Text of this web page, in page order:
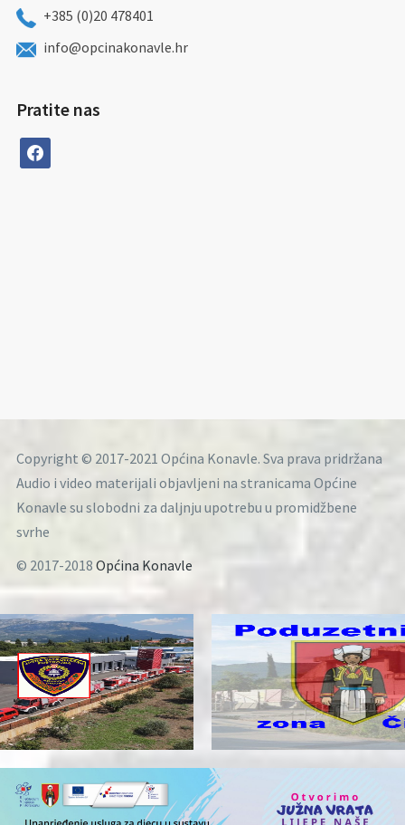
+385 (0)20 478401
info@opcinakonavle.hr
Pratite nas
facebook
Copyright © 2017-2021 Općina Konavle. Sva prava pridržana
Audio i video materijali objavljeni na stranicama Općine
Konavle su slobodni za daljnju upotrebu u promidžbene
svrhe
© 2017-2018 Općina Konavle